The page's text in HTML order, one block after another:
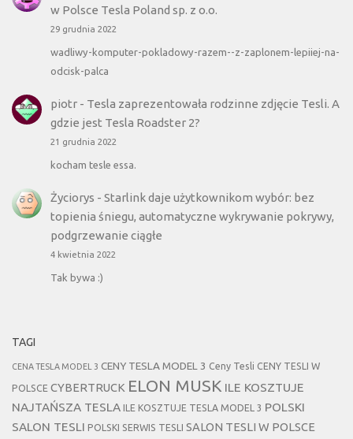
w Polsce Tesla Poland sp. z o.o.
29 grudnia 2022
wadliwy-komputer-pokladowy-razem--z-zaplonem-lepiiej-na-
odcisk-palca
piotr- Tesla zaprezentowała rodzinne zdjęcie Tesli. A
gdzie jest Tesla Roadster 2?
21 grudnia 2022
kocham tesle essa.
Życiorys - Starlink daje użytkownikom wybór: bez
topienia śniegu, automatyczne wykrywanie pokrywy,
podgrzewanie ciągłe
4 kwietnia 2022
Tak bywa :)
TAGI
CENA TESLA MODEL 3 CENY TESLA MODEL 3 Ceny Tesli CENY TESLI W
POLSCE CYBERTRUCK ELON MUSK ILE KOSZTUJE
NAJTAŃSZA TESLA
ILE KOSZTUJE TESLA MODEL 3 POLSKI
SALON TESLI POLSKI SERWIS TESLI SALON TESLI W POLSCE